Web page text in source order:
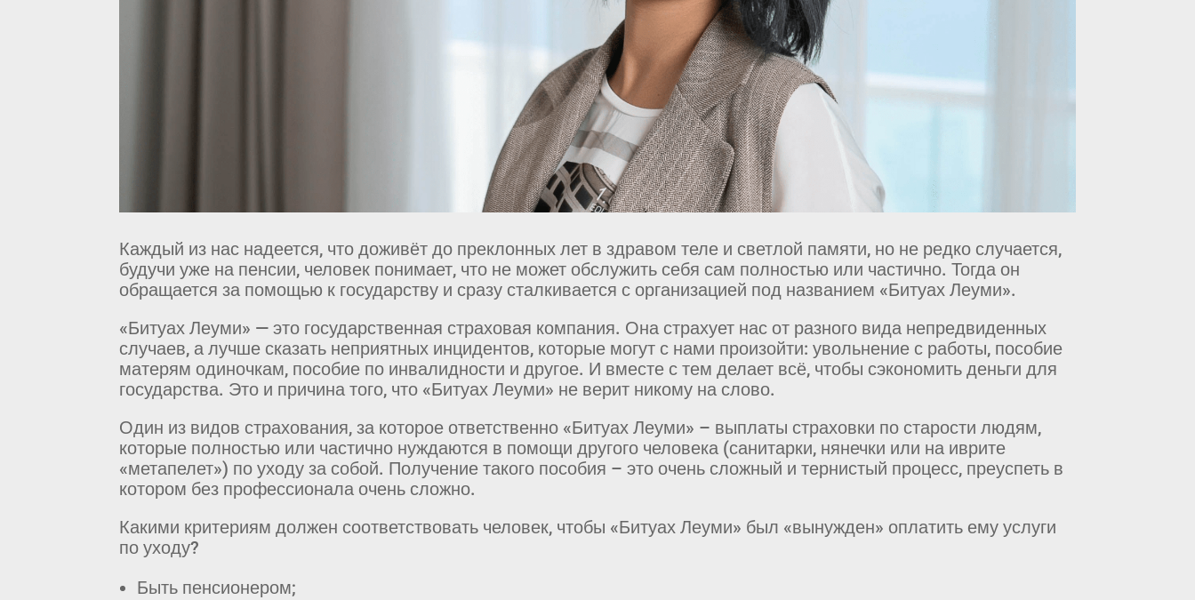
Каждый из нас надеется, что доживёт до преклонных лет в здравом теле и светлой памяти, но не редко случается,
будучи уже на пенсии, человек понимает, что не может обслужить себя сам полностью или частично. Тогда он
обращается за помощью к государству и сразу сталкивается с организацией под названием «Битуах Леуми».
«Битуах Леуми» — это государственная страховая компания. Она страхует нас от разного вида непредвиденных
случаев, а лучше сказать неприятных инцидентов, которые могут с нами произойти: увольнение с работы, пособие
матерям одиночкам, пособие по инвалидности и другое. И вместе с тем делает всё, чтобы сэкономить деньги для
государства. Это и причина того, что «Битуах Леуми» не верит никому на слово.
Один из видов страхования, за которое ответственно «Битуах Леуми» – выплаты страховки по старости людям,
которые полностью или частично нуждаются в помощи другого человека (санитарки, нянечки или на иврите
«метапелет») по уходу за собой. Получение такого пособия – это очень сложный и тернистый процесс, преуспеть в
котором без профессионала очень сложно.
Какими критериям должен соответствовать человек, чтобы «Битуах Леуми» был «вынужден» оплатить ему услуги
по уходу?
Быть пенсионером;